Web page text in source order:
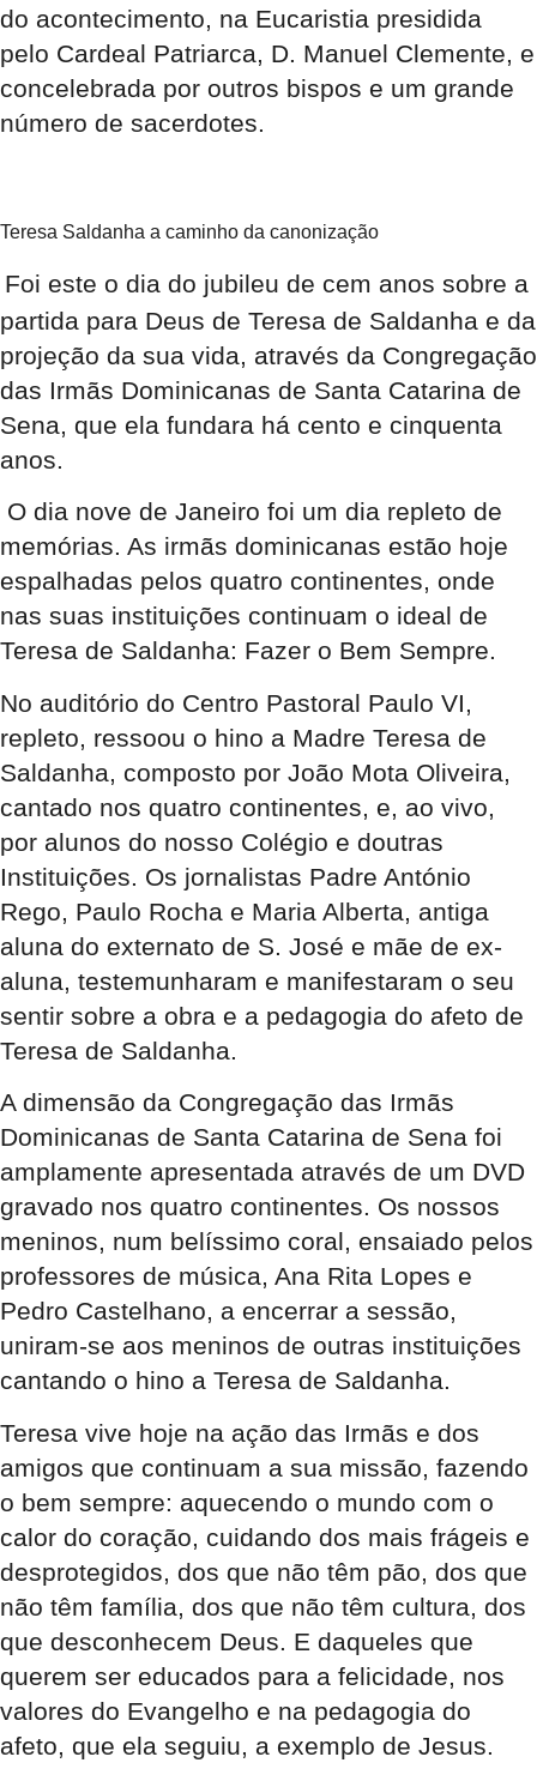
do acontecimento, na Eucaristia presidida
pelo Cardeal Patriarca, D. Manuel Clemente, e
concelebrada por outros bispos e um grande
número de sacerdotes.
Teresa Saldanha a caminho da canonização
Foi este o dia do jubileu de cem anos sobre a
partida para Deus de Teresa de Saldanha e da
projeção da sua vida, através da Congregação
das Irmãs Dominicanas de Santa Catarina de
Sena, que ela fundara há cento e cinquenta
anos.
O dia nove de Janeiro foi um dia repleto de
memórias. As irmãs dominicanas estão hoje
espalhadas pelos quatro continentes, onde
nas suas instituições continuam o ideal de
Teresa de Saldanha: Fazer o Bem Sempre.
No auditório do Centro Pastoral Paulo VI,
repleto, ressoou o hino a Madre Teresa de
Saldanha, composto por João Mota Oliveira,
cantado nos quatro continentes, e, ao vivo,
por alunos do nosso Colégio e doutras
Instituições. Os jornalistas Padre António
Rego, Paulo Rocha e Maria Alberta, antiga
aluna do externato de S. José e mãe de ex-
aluna, testemunharam e manifestaram o seu
sentir sobre a obra e a pedagogia do afeto de
Teresa de Saldanha.
A dimensão da Congregação das Irmãs
Dominicanas de Santa Catarina de Sena foi
amplamente apresentada através de um DVD
gravado nos quatro continentes. Os nossos
meninos, num belíssimo coral, ensaiado pelos
professores de música, Ana Rita Lopes e
Pedro Castelhano, a encerrar a sessão,
uniram-se aos meninos de outras instituições
cantando o hino a Teresa de Saldanha.
Teresa vive hoje na ação das Irmãs e dos
amigos que continuam a sua missão, fazendo
o bem sempre: aquecendo o mundo com o
calor do coração, cuidando dos mais frágeis e
desprotegidos, dos que não têm pão, dos que
não têm família, dos que não têm cultura, dos
que desconhecem Deus. E daqueles que
querem ser educados para a felicidade, nos
valores do Evangelho e na pedagogia do
afeto, que ela seguiu, a exemplo de Jesus.